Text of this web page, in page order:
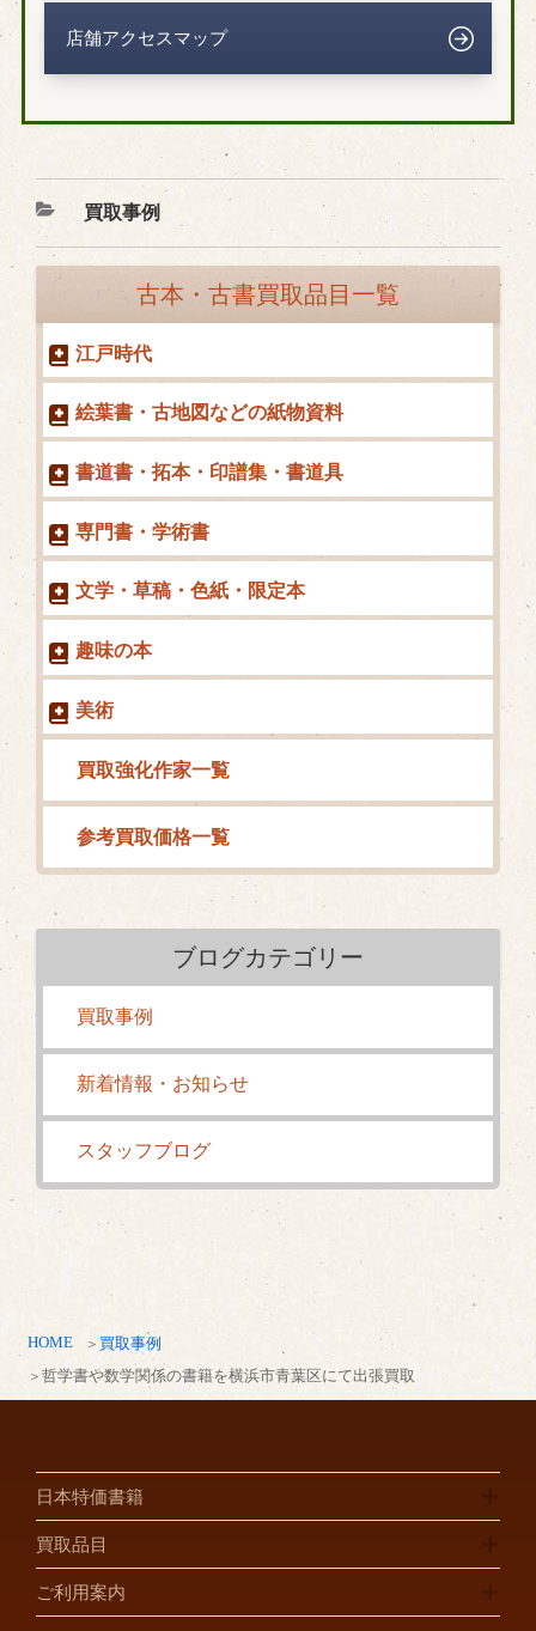
HOME
買取事例
哲学書や数学関係の書籍を横浜市青葉区にて出張買取
店舗アクセスマップ
カ
テ
買取事例
古本・古書買取品目一覧
江戸時代
絵葉書・古地図などの紙物資料
書道書・拓本・印譜集・書道具
専門書・学術書
文学・草稿・色紙・限定本
趣味の本
美術
買取強化作家一覧
参考買取価格一覧
ブログカテゴリー
買取事例
新着情報・お知らせ
スタッフブログ
日本特価書籍
買取品目
ご利用案内